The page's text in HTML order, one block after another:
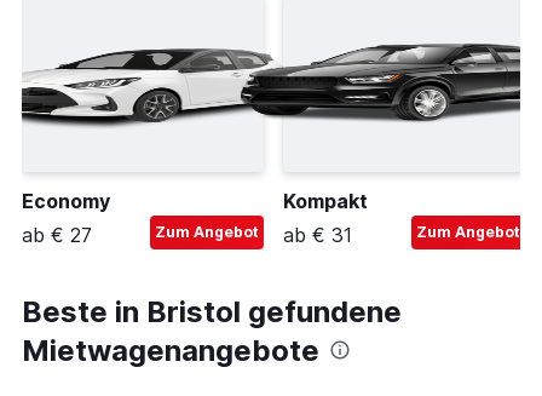
Economy
ab € 27
Zum Angebot
Kompakt
ab € 31
Zum Angebot
Beste in Bristol gefundene
Mietwagenangebote